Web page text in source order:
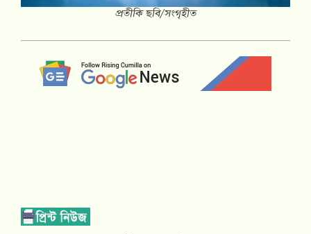
প্রতীকি ছবি/সংগৃহীত